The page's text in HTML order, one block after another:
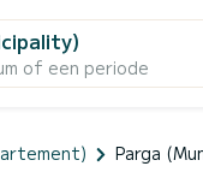
of een periode
Parga